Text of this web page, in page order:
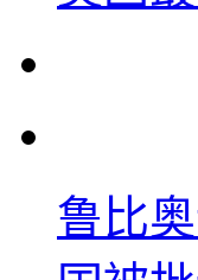
鲁比